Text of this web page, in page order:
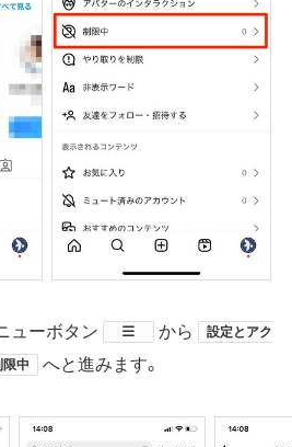
ューボタン ​から 設定とアク
限中 へと進みます。